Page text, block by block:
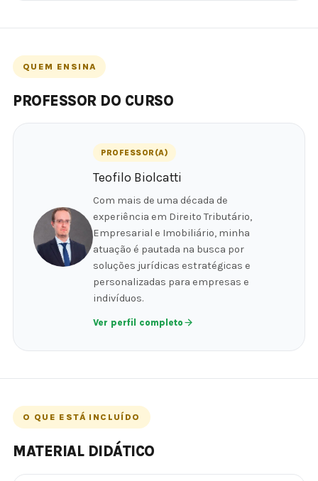
QUEM ENSINA
PROFESSOR DO CURSO
PROFESSOR(A)
Teofilo Biolcatti
Com mais de uma década de
experiência em Direito Tributário,
Empresarial e Imobiliário, minha
atuação é pautada na busca por
soluções jurídicas estratégicas e
personalizadas para empresas e
indivíduos.
Ver perfil completo
O QUE ESTÁ INCLUÍDO
MATERIAL DIDÁTICO